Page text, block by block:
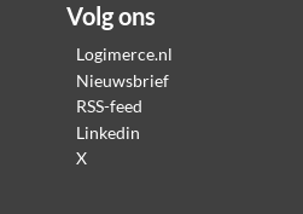
Volg ons
Logimerce.nl
Nieuwsbrief
RSS-feed
Linkedin
X